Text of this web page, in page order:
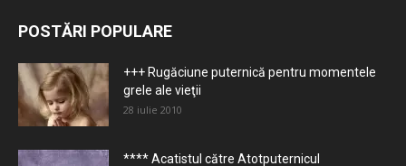
POSTĂRI POPULARE
+++ Rugăciune puternică pentru momentele
grele ale vieţii
28 iulie 2010
**** Acatistul către Atotputernicul